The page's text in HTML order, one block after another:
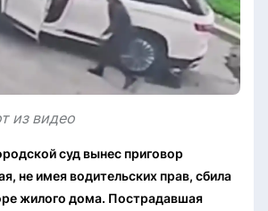
из видео
суд вынес приговор
не имея водительских прав, сбила
жилого дома. Пострадавшая